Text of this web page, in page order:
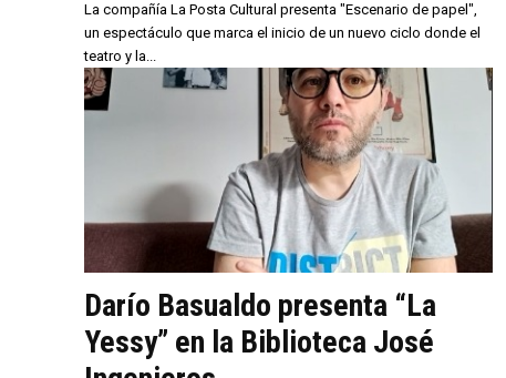
La compañía La Posta Cultural presenta "Escenario de papel",
un espectáculo que marca el inicio de un nuevo ciclo donde el
teatro y la...
Darío Basualdo presenta “La
Yessy” en la Biblioteca José